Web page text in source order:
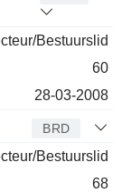
Bestuurslid
60
28-03-2008
BRD
Bestuurslid
68